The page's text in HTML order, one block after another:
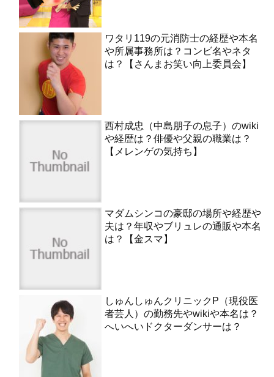
ワタリ119の元消防士の経歴や本名
や所属事務所は？コンビ名やネタ
は？【さんまお笑い向上委員会】
西村成忠（中島朋子の息子）のwiki
や経歴は？俳優や父親の職業は？
【メレンゲの気持ち】
マダムシンコの豪邸の場所や経歴や
夫は？年収やブリュレの通販や本名
は？【金スマ】
しゅんしゅんクリニックP（現役医
者芸人）の勤務先やwikiや本名は？
へいへいドクターダンサーは？